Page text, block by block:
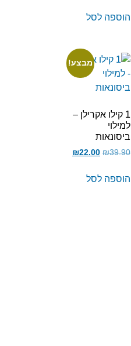
הוספה לסל
מבצע!
1 קילו אקרילן –
למילוי
ביסונאות
₪39.90
₪22.00
הוספה לסל